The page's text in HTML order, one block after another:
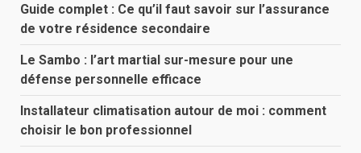
Guide complet : Ce qu’il faut savoir sur l’assurance
de votre résidence secondaire
Le Sambo : l’art martial sur-mesure pour une
défense personnelle efficace
Installateur climatisation autour de moi : comment
choisir le bon professionnel